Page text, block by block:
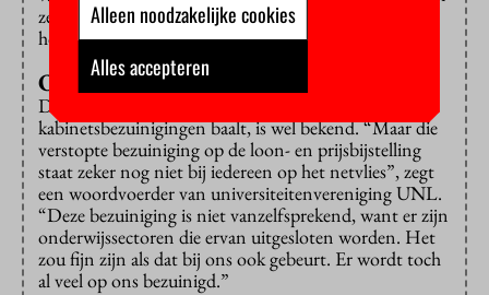
ze bijna allemaal voor stabielere financiering van het
hoger onderwijs.
Op het netvlies
Dat het vervolgonderwijs van de
kabinetsbezuinigingen baalt, is wel bekend. “Maar die
verstopte bezuiniging op de loon- en prijsbijstelling
staat zeker nog niet bij iedereen op het netvlies”, zegt
een woordvoerder van universiteitenvereniging UNL.
“Deze bezuiniging is niet vanzelfsprekend, want er zijn
onderwijssectoren die ervan uitgesloten worden. Het
zou fijn zijn als dat bij ons ook gebeurt. Er wordt toch
al veel op ons bezuinigd.”
Alleen noodzakelijke cookies
Alles accepteren